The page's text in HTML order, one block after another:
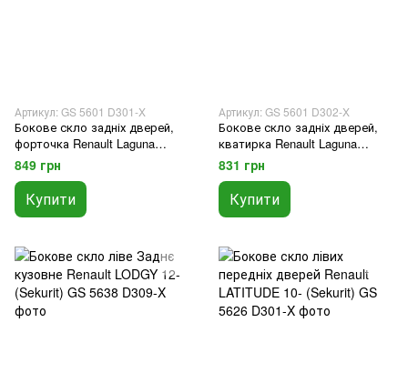
Артикул: GS 5601 D301-X
Бокове скло задніх дверей,
форточка Renault Laguna
хетчбек 01-07 ліве (Sekurit)
849 грн
Купити
Артикул: GS 5601 D302-X
Бокове скло задніх дверей,
кватирка Renault Laguna
хетчбек 01-07 праве (Sekurit)
831 грн
Купити